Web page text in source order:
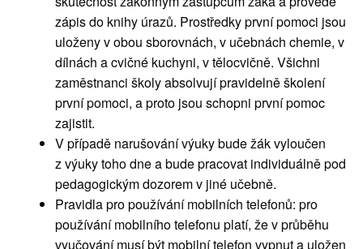
zápis do knihy úrazů. Prostředky první pomoci jsou
uloženy v obou sborovnách, v učebnách chemie, v
dílnách a cvičné kuchyni, v tělocvičně. Všichni
zaměstnanci školy absolvují pravidelně školení
první pomoci, a proto jsou schopni první pomoc
zajistit.
V případě narušování výuky bude žák vyloučen
z výuky toho dne a bude pracovat individuálně pod
pedagogickým dozorem v jiné učebně.
Pravidla pro používání mobilních telefonů: pro
používání mobilního telefonu platí, že v průběhu
vyučování musí být mobilní telefon vypnut a uložen